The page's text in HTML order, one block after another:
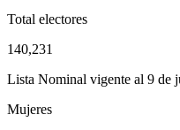
Total electores
140,231
Lista Nominal vigente al 9 de
Mujeres